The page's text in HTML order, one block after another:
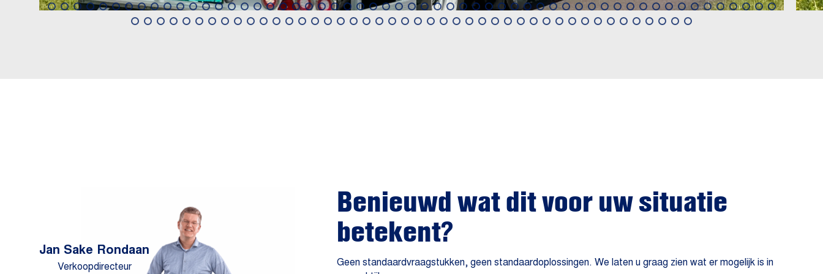
Benieuwd wat dit voor uw situatie
betekent?
Geen standaardvraagstukken, geen standaardoplossingen. We laten u graag zien wat er mogelijk is in
Jan Sake Rondaan
Verkoopdirecteur